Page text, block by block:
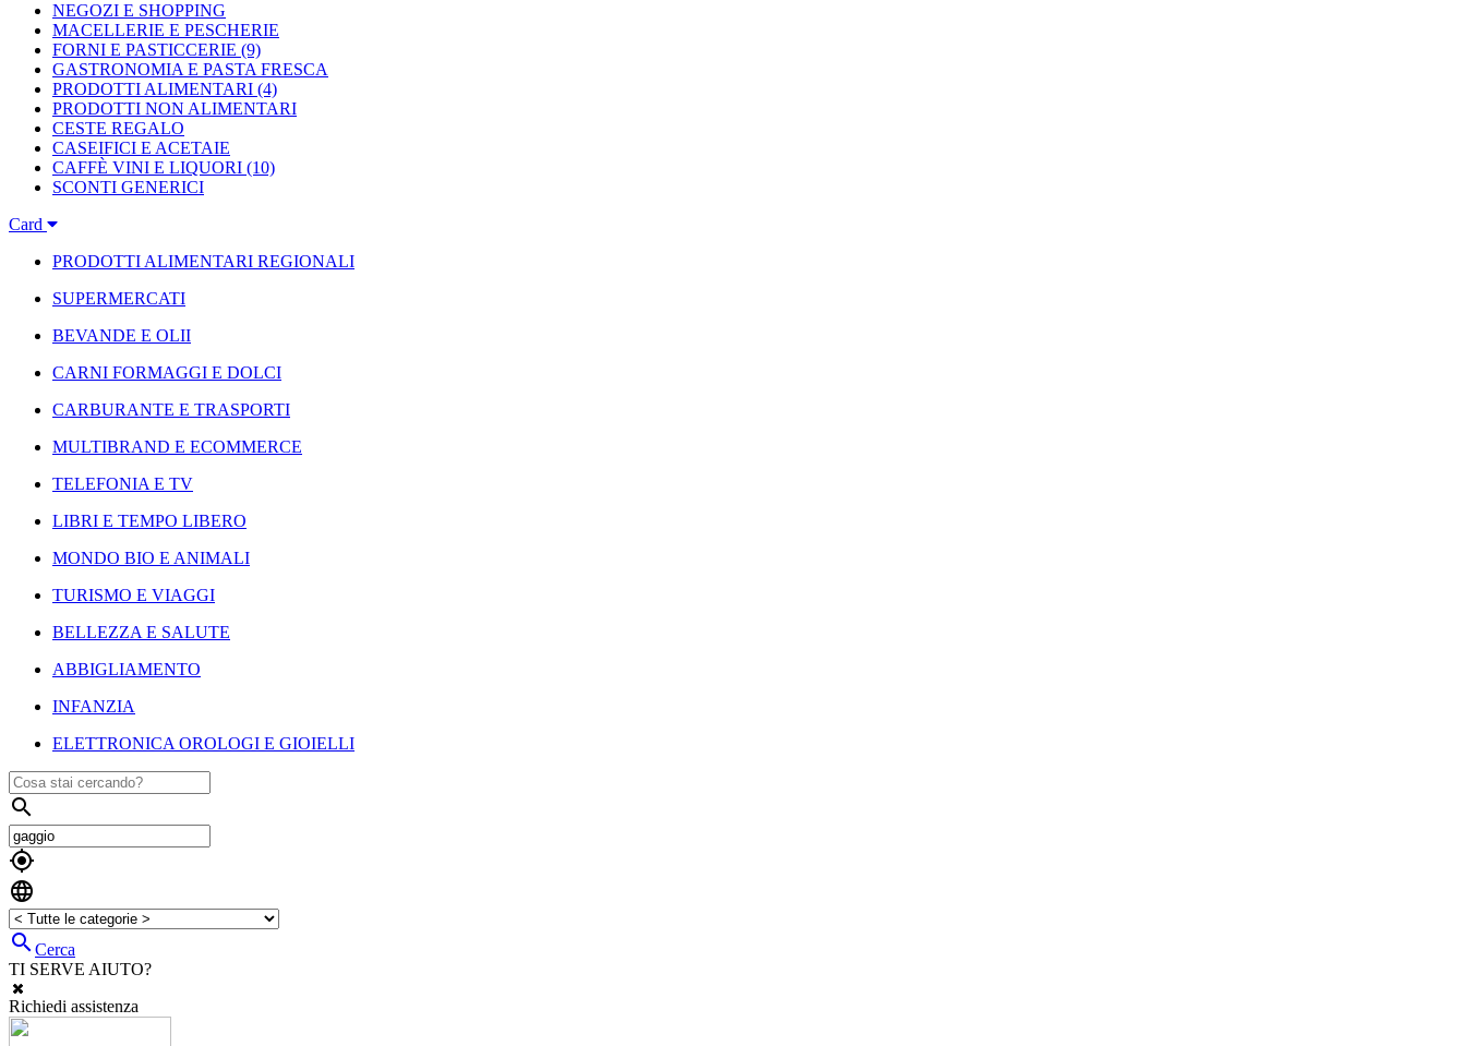
NEGOZI E SHOPPING
MACELLERIE E PESCHERIE
FORNI E PASTICCERIE (9)
GASTRONOMIA E PASTA FRESCA
PRODOTTI ALIMENTARI (4)
PRODOTTI NON ALIMENTARI
CESTE REGALO
CASEIFICI E ACETAIE
CAFFÈ VINI E LIQUORI (10)
SCONTI GENERICI
Card
PRODOTTI ALIMENTARI REGIONALI
SUPERMERCATI
BEVANDE E OLII
CARNI FORMAGGI E DOLCI
CARBURANTE E TRASPORTI
MULTIBRAND E ECOMMERCE
TELEFONIA E TV
LIBRI E TEMPO LIBERO
MONDO BIO E ANIMALI
TURISMO E VIAGGI
BELLEZZA E SALUTE
ABBIGLIAMENTO
INFANZIA
ELETTRONICA OROLOGI E GIOIELLI



Cerca
TI SERVE AIUTO?
Richiedi assistenza